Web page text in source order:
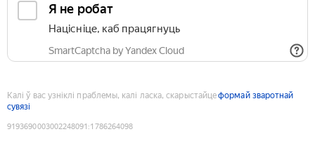
Я не робат
Націсніце, каб працягнуць
SmartCaptcha by Yandex Cloud
Калі ў вас узніклі праблемы, калі ласка, скарыстайцеформай зваротнай
сувязі
9193690003002248091 :1786264098